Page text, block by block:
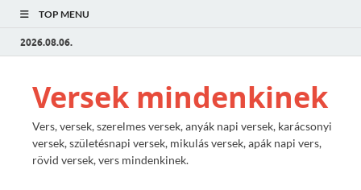
TOP MENU
2026.08.06.
Versek mindenkinek
Vers, versek, szerelmes versek, anyák napi versek, karácsonyi
versek, születésnapi versek, mikulás versek, apák napi vers,
rövid versek, vers mindenkinek.